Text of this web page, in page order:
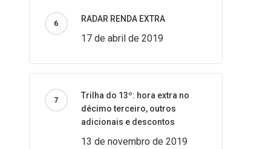
RADAR RENDA EXTRA
17 de abril de 2019
Trilha do 13º: hora extra no
décimo terceiro, outros
adicionais e descontos
13 de novembro de 2019